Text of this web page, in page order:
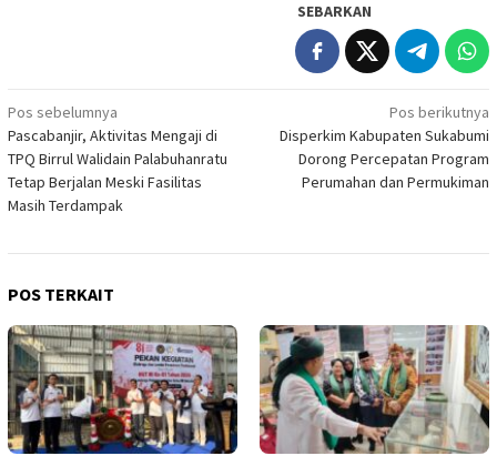
SEBARKAN
Navigasi
pos
Pos sebelumnya
Pascabanjir, Aktivitas Mengaji di
TPQ Birrul Walidain Palabuhanratu
Tetap Berjalan Meski Fasilitas
Masih Terdampak
Pos berikutnya
Disperkim Kabupaten Sukabumi
Dorong Percepatan Program
Perumahan dan Permukiman
POS TERKAIT